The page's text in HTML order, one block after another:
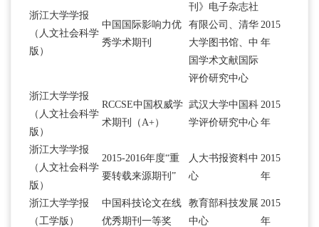
浙江大学学报
（人文社会科学
版）
中国国际影响力优
秀学术期刊
刊》电子杂志社
有限公司、清华
大学图书馆、中
国学术文献国际
评价研究中心
2015
年
浙江大学学报
（人文社会科学
版）
RCCSE中国权威学
术期刊（A+）
武汉大学中国科
学评价研究中心
2015
年
浙江大学学报
（人文社会科学
版）
2015-2016年度“重
要转载来源期刊”
人大书报资料中
心
2015
年
浙江大学学报
（工学版）
中国科技论文在线
优秀期刊一等奖
教育部科技发展
中心
2015
年